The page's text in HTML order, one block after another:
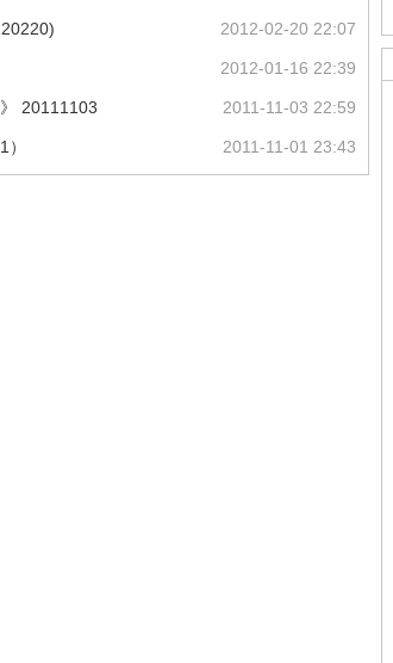
2012-02-20 22:07
2012-01-16 22:39
2011-11-03 22:59
20111103
2011-11-01 23:43